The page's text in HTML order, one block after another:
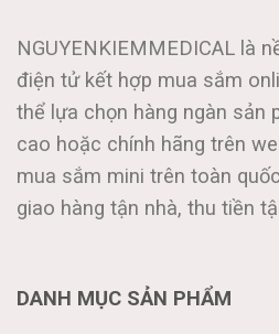
NGUYENKIEMMEDICAL là
điện tử kết hợp mua sắm
thể lựa chọn hàng ngàn sản
cao hoặc chính hãng trên
mua sắm mini trên toàn
giao hàng tận nhà, thu tiền
DANH MỤC SẢN PHẨM